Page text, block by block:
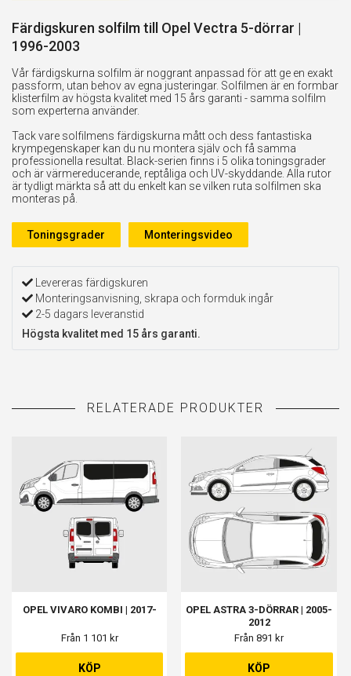
Färdigskuren solfilm till Opel Vectra 5-dörrar |
1996-2003
Vår färdigskurna solfilm är noggrant anpassad för att ge en exakt
passform, utan behov av egna justeringar. Solfilmen är en formbar
klisterfilm av högsta kvalitet med 15 års garanti - samma solfilm
som experterna använder.
Tack vare solfilmens färdigskurna mått och dess fantastiska
krympegenskaper kan du nu montera själv och få samma
professionella resultat. Black-serien finns i 5 olika toningsgrader
och är värmereducerande, reptåliga och UV-skyddande. Alla rutor
är tydligt märkta så att du enkelt kan se vilken ruta solfilmen ska
monteras på.
Toningsgrader Monteringsvideo
Levereras färdigskuren
Monteringsanvisning, skrapa och formduk ingår
2-5 dagars leveranstid
Högsta kvalitet med 15 års garanti.
OPEL VIVARO KOMBI | 2017-
Från 1 101 kr
KÖP
OPEL ASTRA 3-DÖRRAR | 2005-
2012
Från 891 kr
KÖP